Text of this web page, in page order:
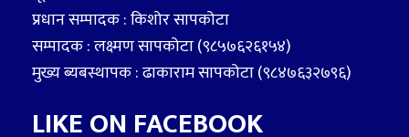
प्रधान सम्पादक : किशोर सापकोटा
सम्पादक : लक्ष्मण सापकोटा (९८५७६२६१५४)
मुख्य ब्यबस्थापक : ढाकाराम सापकोटा (९८४७६३२७९६)
LIKE ON FACEBOOK